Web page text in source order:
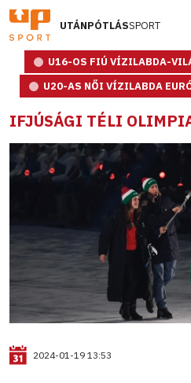
UTÁNPÓTLÁSSPORT
U16-OS FIÚ VÍZILABDA-
U20-AS NŐI VÍZILABDA
IFJÚSÁGI TÉLI
2024-01-19 13:53